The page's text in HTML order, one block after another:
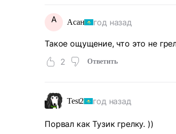
А Асан год назад
Такое ощущение, что это не
2
Ответить
Test2 год назад
Порвал как Тузик грелку. ))